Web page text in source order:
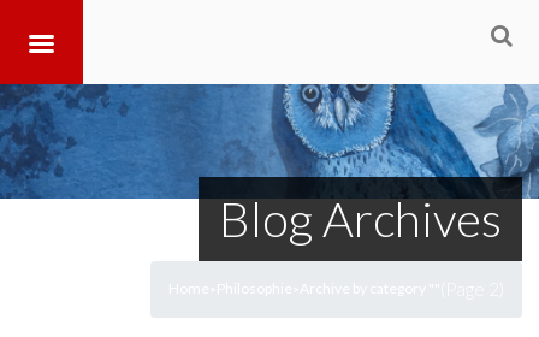
Blog Archives